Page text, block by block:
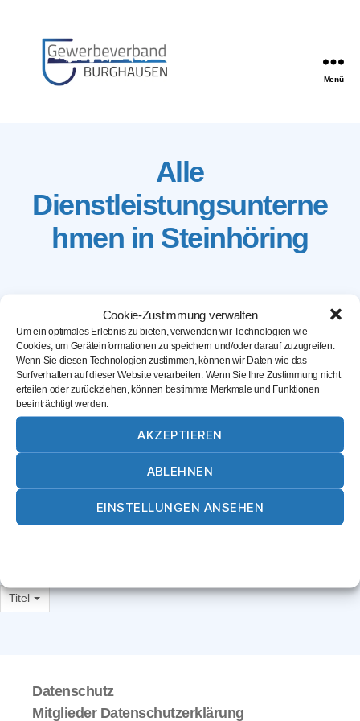
Cookie-Zustimmung verwalten
Um ein optimales Erlebnis zu bieten, verwenden wir Technologien wie
Cookies, um Geräteinformationen zu speichern und/oder darauf zuzugreifen.
Wenn Sie diesen Technologien zustimmen, können wir Daten wie das
Surfverhalten auf dieser Website verarbeiten. Wenn Sie Ihre Zustimmung nicht
erteilen oder zurückziehen, können bestimmte Merkmale und Funktionen
beeinträchtigt werden.
AKZEPTIEREN
ABLEHNEN
EINSTELLUNGEN ANSEHEN
Menü
Alle
Dienstleistungsunterne
hmen in Steinhöring
SUCHEN
Burg 34
Steinhöring
ajais@drjais-consult.de
Titel
Datenschutz
Mitglieder Datenschutzerklärung